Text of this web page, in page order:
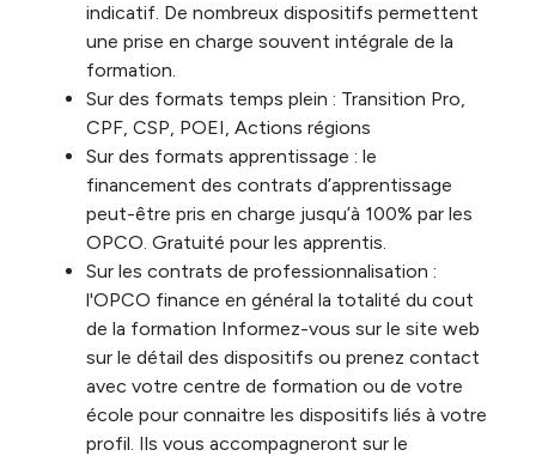
indicatif. De nombreux dispositifs permettent
une prise en charge souvent intégrale de la
formation.
Sur des formats temps plein : Transition Pro,
CPF, CSP, POEI, Actions régions
Sur des formats apprentissage : le
financement des contrats d’apprentissage
peut-être pris en charge jusqu’à 100% par les
OPCO. Gratuité pour les apprentis.
Sur les contrats de professionnalisation :
l'OPCO finance en général la totalité du cout
de la formation Informez-vous sur le site web
sur le détail des dispositifs ou prenez contact
avec votre centre de formation ou de votre
école pour connaitre les dispositifs liés à votre
profil. Ils vous accompagneront sur le